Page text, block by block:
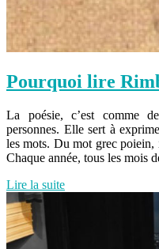
Pourquoi lire
La poésie, c’est comme
personnes. Elle sert à
les mots. Du mot grec
Chaque année, tous les mois
Lire la suite